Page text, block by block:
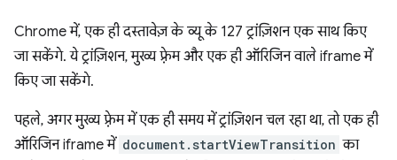
Chrome में, एक ही दस्तावेज़ के व्यू के 127 ट्रांज़िशन एक साथ किए
जा सकेंगे. ये ट्रांज़िशन, मुख्य फ़्रेम और एक ही ऑरिजिन वाले iframe में
किए जा सकेंगे.
पहले, अगर मुख्य फ़्रेम में एक ही समय में ट्रांज़िशन चल रहा था, तो एक ही
ऑरिजिन iframe में document.startViewTransition का